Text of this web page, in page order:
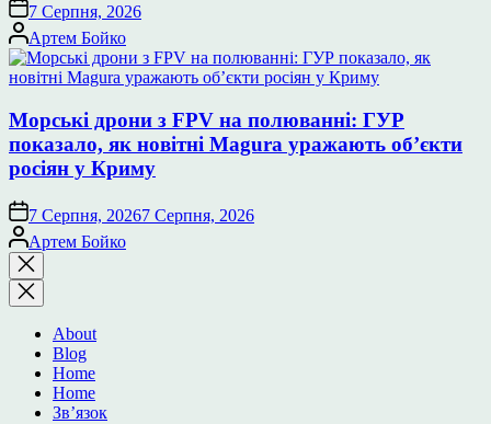
7 Серпня, 2026
Опубліковано
Артем Бойко
Морські дрони з FPV на полюванні: ГУР
показало, як новітні Magura уражають об’єкти
росіян у Криму
7 Серпня, 20267 Серпня, 2026
Опубліковано
Артем Бойко
Закрити
пошук
About
Blog
Home
Home
Зв’язок